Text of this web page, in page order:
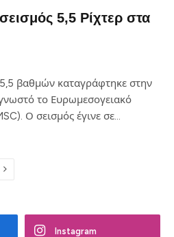
5,5 Ρίχτερ στα
βαθμών καταγράφτηκε στην
το Ευρωμεσογειακό
Ο σεισμός έγινε σε…
Next
Instagram